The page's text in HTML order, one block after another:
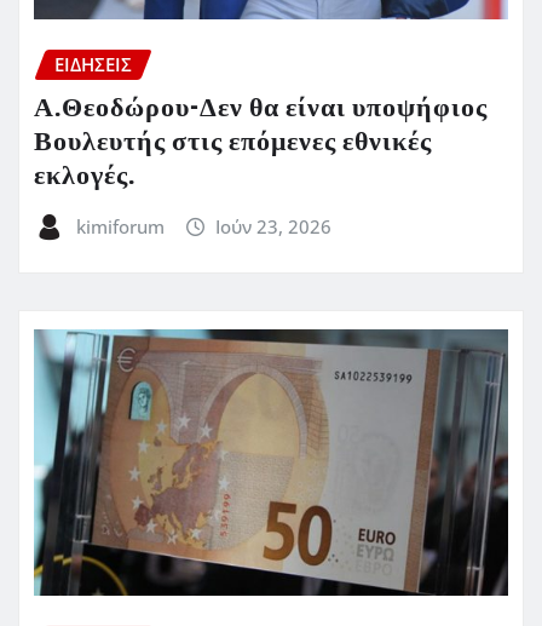
ΕΙΔΗΣΕΙΣ
Α.Θεοδώρου-Δεν θα είναι υποψήφιος
Βουλευτής στις επόμενες εθνικές
εκλογές.
kimiforum Ιούν 23, 2026